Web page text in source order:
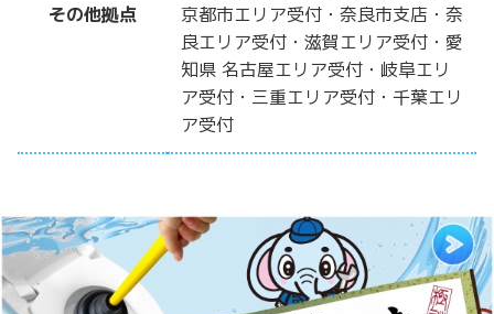
その他拠点
京都市エリア受付・奈良市支店・奈
良エリア受付・滋賀エリア受付・愛
知県 名古屋エリア受付・岐阜エリ
ア受付・三重エリア受付・千葉エリ
ア受付